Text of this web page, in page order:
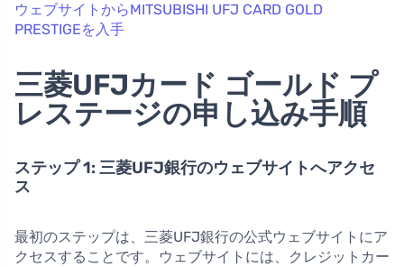
ウェブサイトからMITSUBISHI UFJ CARD GOLD
PRESTIGEを入手
三菱UFJカード ゴールド プ
レステージの申し込み手順
ステップ 1: 三菱UFJ銀行のウェブサイトへアクセ
ス
最初のステップは、三菱UFJ銀行の公式ウェブサイトにア
クセスすることです。ウェブサイトには、クレジットカー